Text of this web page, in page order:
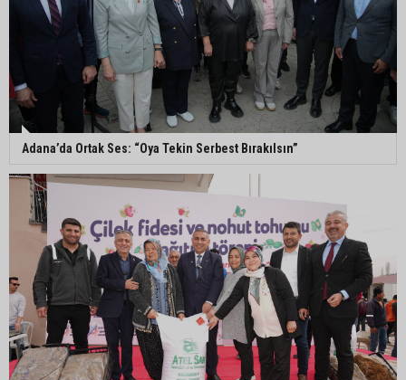
Yumurtalık Belediye Başkanı Erdinç Altıok: “Ben
bir yere gitmiyorum, partimdeyim”
ASKİ’den mikroplastik iddialarına açıklama:
“Tesis kirliliğin kaynağı değil”
Feke’de mahalle çalışmaları sahada
değerlendirildi
AK Parti Adana İl Başkanı Mustafa Özkan:
"Türkiye Yüzyılına güçlü teşkilatımızla yürüyoruz"
Adana’da Ortak Ses: “Oya Tekin Serbest Bırakılsın”